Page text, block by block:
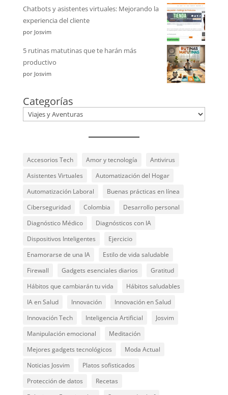
Chatbots y asistentes virtuales: Mejorando la
experiencia del cliente
por Josvim
5 rutinas matutinas que te harán más
productivo
por Josvim
Categorías
Accesorios Tech Amor y tecnología
Antivirus
Asistentes Virtuales
Automatización del Hogar
Automatización Laboral
Buenas prácticas en línea
Ciberseguridad
Colombia
Desarrollo personal
Diagnóstico Médico
Diagnósticos con IA
Dispositivos Inteligentes
Ejercicio
Enamorarse de una IA
Estilo de vida saludable
Firewall
Gadgets esenciales diarios
Gratitud
Hábitos que cambiarán tu vida
Hábitos saludables
IA en Salud
Innovación
Innovación en Salud
Innovación Tech
Inteligencia Artificial
Josvim
Manipulación emocional
Meditación
Mejores gadgets tecnológicos
Moda Actual
Noticias Josvim
Platos sofisticados
Protección de datos
Recetas